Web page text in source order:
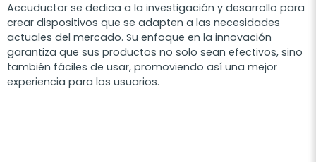
Accuductor se dedica a la investigación y desarrollo para
crear dispositivos que se adapten a las necesidades
actuales del mercado. Su enfoque en la innovación
garantiza que sus productos no solo sean efectivos, sino
también fáciles de usar, promoviendo así una mejor
experiencia para los usuarios.